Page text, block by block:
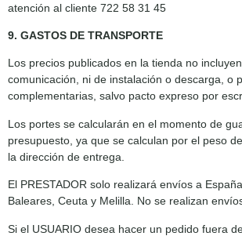
atención al cliente 722 58 31 45
9. GASTOS DE TRANSPORTE
Los precios publicados en la tienda no
comunicación, ni de instalación o descarga, o
complementarias, salvo pacto expreso por
Los portes se calcularán en el momento de
presupuesto, ya que se calculan por el peso
la dirección de entrega.
El PRESTADOR solo realizará envíos a
Baleares, Ceuta y Melilla. No se realizan
Si el USUARIO desea hacer un pedido fuera